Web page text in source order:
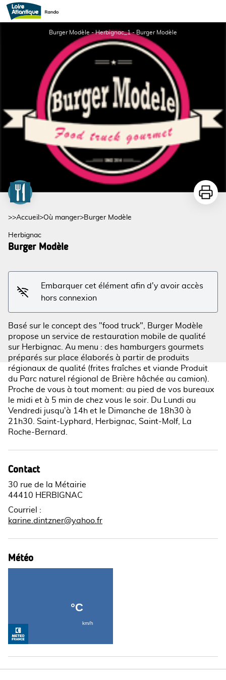
Burger Modèle
Burger Modèle - Herbignac_1 - Burger Modèle
Voir l'image en plein écran
>>Accueil >Où manger>Burger Modèle
Herbignac
Burger Modèle
Embarquer cet élément afin d'y avoir accès
hors connexion
Basé sur le concept des "food truck", Burger Modèle
propose un service de restauration mobile de qualité
sur Herbignac. Au menu : des hamburgers gourmets
préparés sur place élaborés à partir de produits
régionaux de qualité (frites fraîches et viande Produit
du Parc naturel régional de Brière hâchée au camion).
Proche de vous à tout moment: au pied de vos bureaux
le midi et à 5 min de chez vous le soir. Du Lundi au
Vendredi jusqu'à 14h et le Dimanche de 18h30 à
21h30. Saint-Lyphard, Herbignac, Saint-Molf, La
Roche-Bernard.
Contact
30 rue de la Métairie
44410 HERBIGNAC
Courriel
:
karine.dintzner@yahoo.fr
Météo